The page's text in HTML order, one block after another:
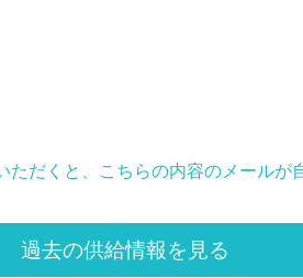
ただくと、こちらの内容のメールが
過去の供給情報を見る